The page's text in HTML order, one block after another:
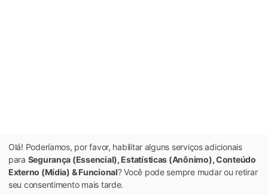
Olá! Poderíamos, por favor, habilitar alguns serviços adicionais
para Segurança (Essencial), Estatísticas (Anônimo), Conteúdo
Externo (Mídia) & Funcional? Você pode sempre mudar ou retirar
seu consentimento mais tarde.